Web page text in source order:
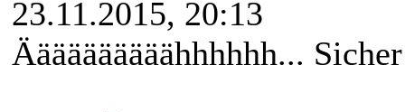
23.11.2015, 20:13
Äääääääääähhhhhh...